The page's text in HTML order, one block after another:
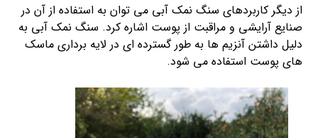
از دیگر کاربردهای سنگ نمک آبی می توان به استفاده از آن در
صنایع آرایشی و مراقبت از پوست اشاره کرد. سنگ نمک آبی به
دلیل داشتن آنزیم ها به طور گسترده ای در لایه برداری ماسک
های پوست استفاده می شود.